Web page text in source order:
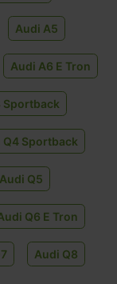
Audi A5
Audi A6 E Tron
Sportback
Q4 Sportback
Audi Q5
Q6 E Tron
Audi Q8